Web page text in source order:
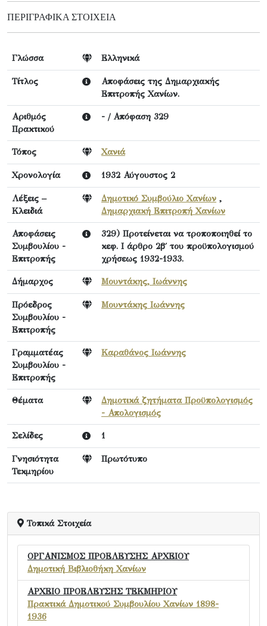
ΠΕΡΙΓΡΑΦΙΚΆ ΣΤΟΙΧΕΊΑ
Γλώσσα Ελληνικά
Τίτλος
Αποφάσεις της Δημαρχιακής
Επιτροπής Χανίων.
Αριθμός
Πρακτικού
- / Απόφαση 329
Τόπος Χανιά
Χρονολογία 1932 Αύγουστος 2
Λέξεις –
Κλειδιά
Δημοτικό Συμβούλιο Χανίων ,
Δημαρχιακή Επιτροπή Χανίων
Αποφάσεις
Συμβουλίου -
Επιτροπής
329) Προτείνεται να τροποποιηθεί το
κεφ. Ι άρθρο 2β΄ του προϋπολογισμού
χρήσεως 1932-1933.
Δήμαρχος Μουντάκης, Ιωάννης
Πρόεδρος
Συμβουλίου -
Επιτροπής
Μουντάκης Ιωάννης
Γραμματέας
Συμβουλίου -
Επιτροπής
Καραθάνος Ιωάννης
Θέματα
Δημοτικά ζητήματα Προϋπολογισμός
- Απολογισμός
Σελίδες 1
Γνησιότητα
Τεκμηρίου
Πρωτότυπο
Τοπικά Στοιχεία
ΟΡΓΑΝΙΣΜΟΣ ΠΡΟΕΛΕΥΣΗΣ ΑΡΧΕΙΟΥ
Δημοτική Βιβλιοθήκη Χανίων
ΑΡΧΕΙΟ ΠΡΟΕΛΕΥΣΗΣ ΤΕΚΜΗΡΙΟΥ
Πρακτικά Δημοτικού Συμβουλίου Χανίων 1898-
1936